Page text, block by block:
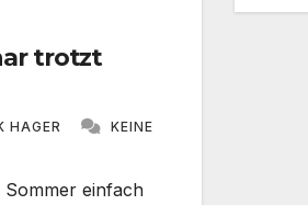
trotzt
HAGER
KEINE
Sommer einfach